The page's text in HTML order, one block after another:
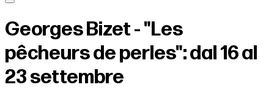
Georges Bizet - "Les
pêcheurs de perles": dal 16 al
23 settembre